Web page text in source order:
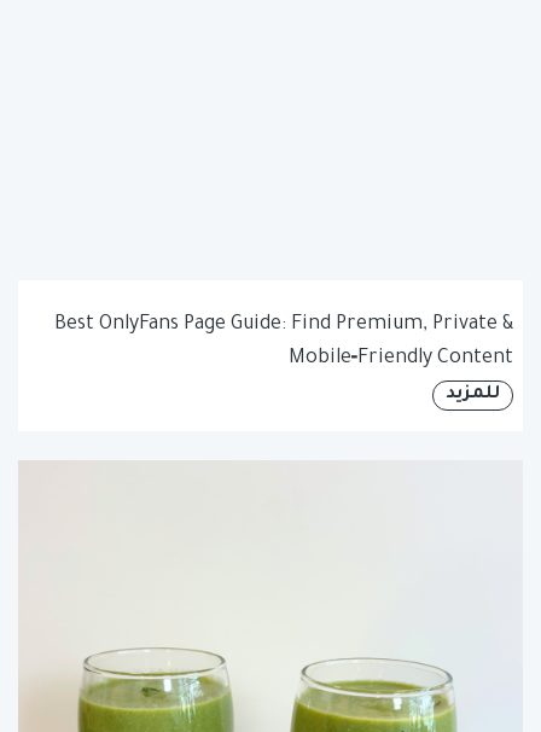
Best OnlyFans Page Guide: Find Premium, Private &
Mobile‑Friendly Content
للمزيد